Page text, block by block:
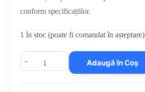
conform specificațiilor.
1 în stoc (poate fi comandat în așteptare)
Cantitate
Coșuleț
croșetat
Adaugă în Coș